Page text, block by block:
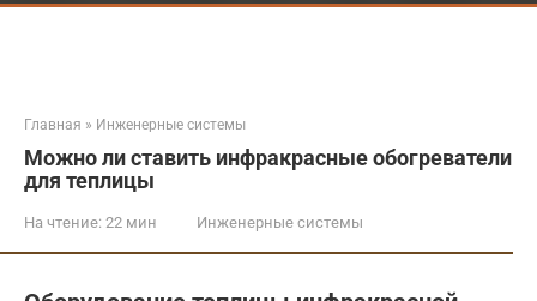
Главная » Инженерные системы
Можно ли ставить инфракрасные обогреватели
для теплицы
На чтение: 22 мин Инженерные системы